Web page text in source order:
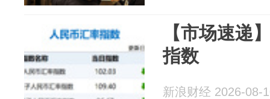
【市场速递
指数
新浪财经 2026-08-